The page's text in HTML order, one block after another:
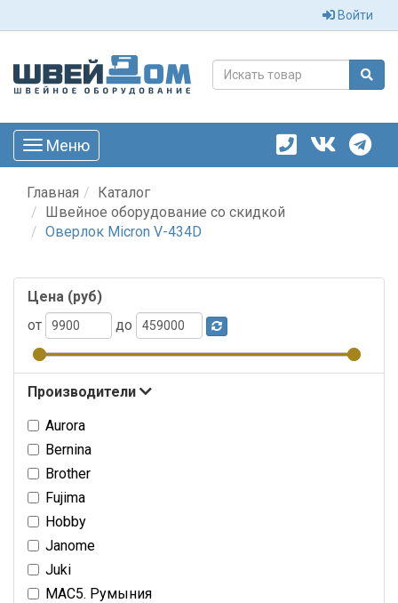
Войти
Toggle
navigation
Меню
Главная
Каталог
Швейное оборудование со скидкой
Оверлок Micron V-434D
Цена (руб)
от
до
Производители
Aurora
Bernina
Brother
Fujima
Hobby
Janome
Juki
MAC5. Румыния